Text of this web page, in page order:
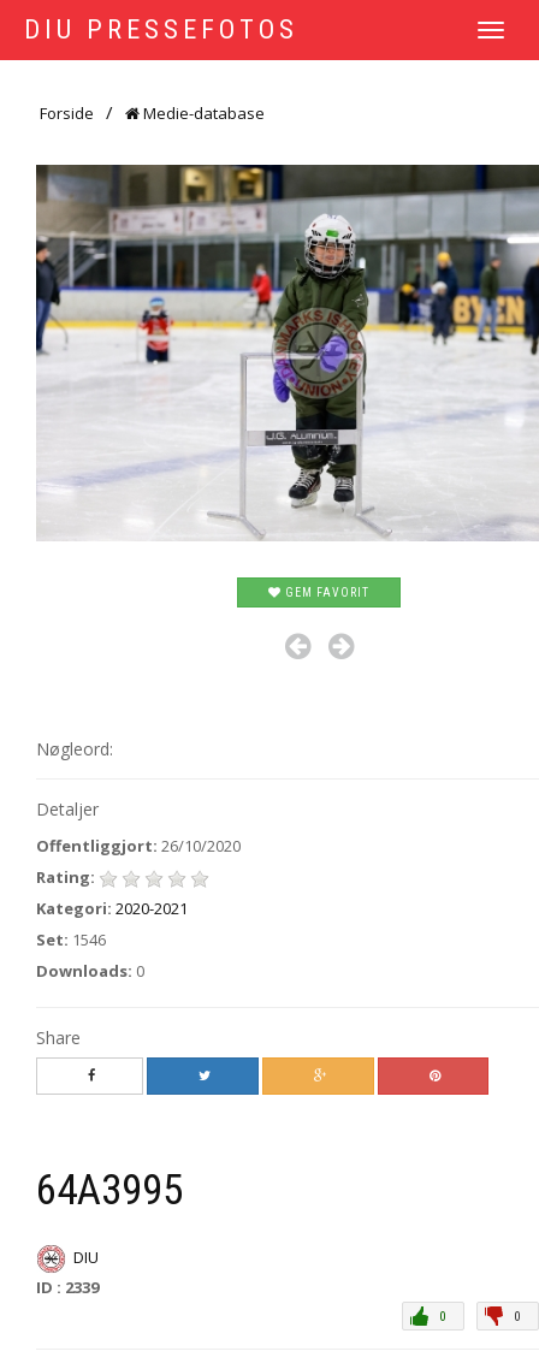
DIU PRESSEFOTOS
TOGGLE
Forside Medie-database
GEM FAVORIT
Nøgleord:
Detaljer
Offentliggjort: 26/10/2020
Rating:
Kategori: 2020-2021
Set: 1546
Downloads: 0
Share
64A3995
DIU
ID : 2339
0
0